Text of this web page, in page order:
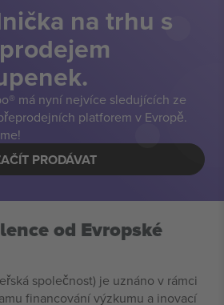
na trhu s
má nyní nejvíce sledujících ze
platforem v Evropě.
PRODÁVAT
od Evropské
společnost) je uznáno v rámci
financování výzkumu a inovací